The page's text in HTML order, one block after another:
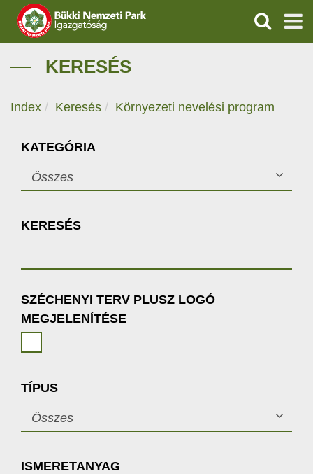
IGAZGATÓSÁG
KAPCSOLAT
KERESÉS
KERESÉS
Index Keresés Környezeti nevelési program
KATEGÓRIA
Összes
KERESÉS
SZÉCHENYI TERV PLUSZ LOGÓ
MEGJELENÍTÉSE
TÍPUS
Összes
ISMERETANYAG